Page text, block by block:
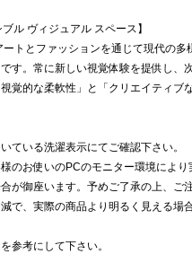
ル ヴィジュアル スペース】
トとファッションを通じて現代の多
す。常に新しい視覚体験を提供し、
覚的な柔軟性」と「クリエイティブ
ている洗濯表示にてご確認下さい。
のお使いのPCのモニター環境により
が御座います。予めご了承の上、ご
で、実際の商品より明るく見える場
参考にして下さい。